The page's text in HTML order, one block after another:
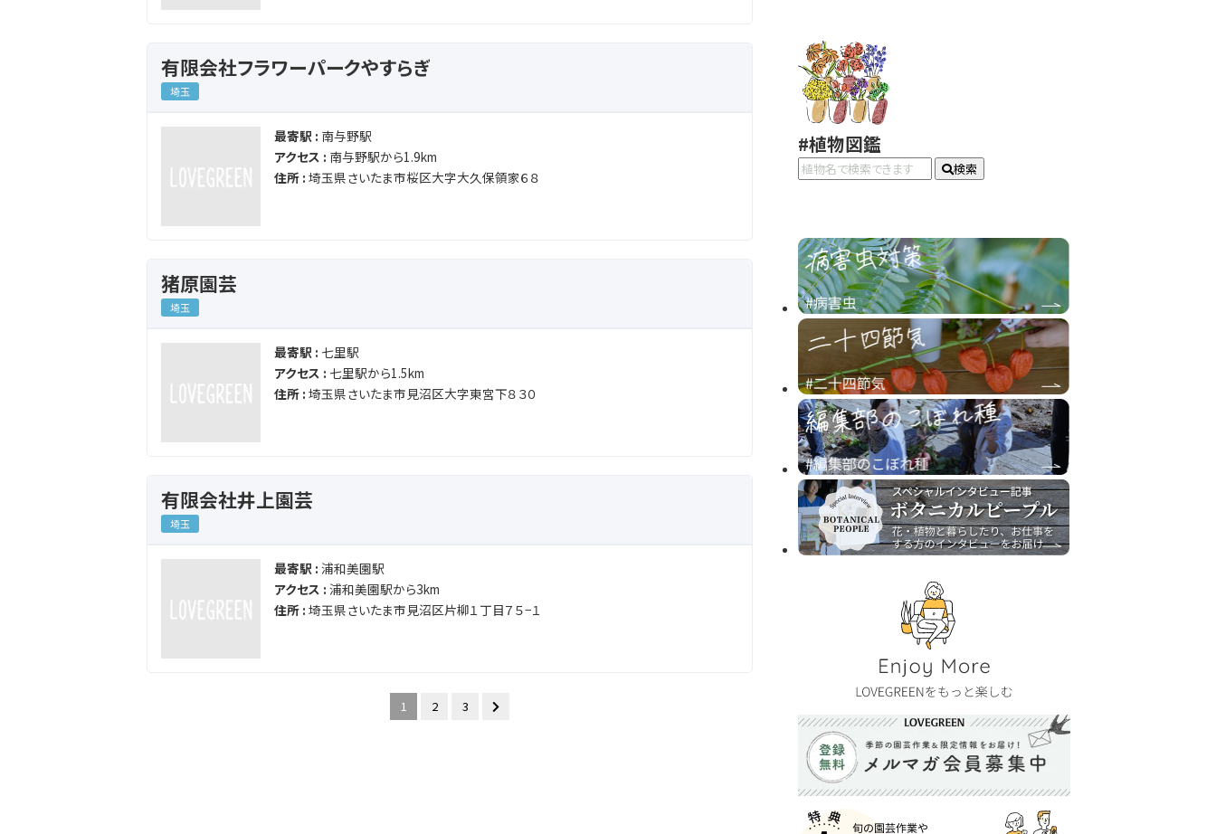
有限会社フラワーパークやすらぎ
埼玉
最寄駅 : 南与野駅
アクセス : 南与野駅から1.9km
住所 : 埼玉県さいたま市桜区大字大久保領家６８
猪原園芸
埼玉
最寄駅 : 七里駅
アクセス : 七里駅から1.5km
住所 : 埼玉県さいたま市見沼区大字東宮下８３０
有限会社井上園芸
埼玉
最寄駅 : 浦和美園駅
アクセス : 浦和美園駅から3km
住所 : 埼玉県さいたま市見沼区片柳１丁目７５−１
1 2 3
#植物図鑑
検索